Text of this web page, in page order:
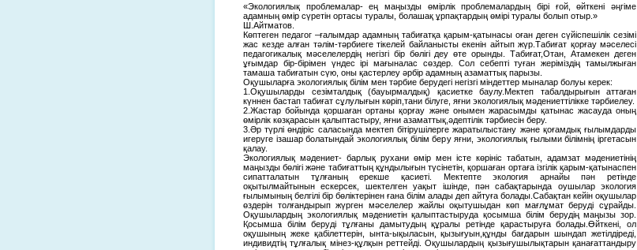
«Экологиялық проблемалар- ең маңызды өмірлік проблемалардың бірі ғой, өйткені әңгіме
адамның өмір сүретін ортасы туралы, болашақ ұрпақтардың өмірі туралы болып отыр.»
Ш.Айтматов.
Көптеген педагог –ғалымдар адамның табиғатқа қарым-қатынасы оған деген сүйіспешілік сезімі
жас кезде алған тәлім-тәрбиеге тікелей байланысты екенін айтып жүр.Табиғат қорғау мәселесі
педагогикалық мәселелердің негізгі бір бөлігі деу өте орынды. Табиғат,Отан, Атамекен деген
ұғымдар бір-бірімен үндес ірі мағыналас сөздер. Сол себепті туған жеріміздің тамылжыған
тамаша табиғатын сүю, оны қастерлеу әрбір адамның азаматтық парызы.
Оқушыларға экологиялық білім мен тәрбие берудегі негізгі міндеттер мыналар болуы керек:
1.Оқушыларды сезімталдық (бауырмалдық) қасиетке баулу.Мектеп табалдырығын аттаған
күннен бастап табиғат сұлулығын көріп,тани білуге, яғни экологиялық мәдениеттілікке тәрбиелеу.
2.Жастар бойында қоршаған ортаны қорғау және онымен жарасымды қатынас жасауда оның
өмірлік көзқарасын қалыптастыру, яғни азаматтық,әдептілік тәрбиесін беру.
3.Әр түрлі өндіріс саласында мектеп бітірушілерге жаратылыстану және қоғамдық ғылымдарды
игеруге ізашар болатындай экологиялық білім беру яғни, экологиялық ғылыми білімнің іргетасын
қалау.
Экологиялық мәдениет- барлық рухани өмір мен істе көрініс табатын, адамзат мәдениетінің
маңызды бөлігі және табиғаттың құндылығын түсінетін, қоршаған ортаға ізгілік қарым-қатынаспен
сипатталатын тұлғаның ерекше қасиеті. Мектепте экология арнайы пән ретінде
оқытылмайтынын ескерсек, шектелген уақыт ішінде, пән сабақтарында оушылар экология
ғылымының белгілі бір бөліктерінен ғана білім алады деп айтуға болады.Сабақтан кейін оқушылар
өздерін толғандырып жүрген мәселелер жайлы оқытушыдан көп мағлұмат беруді сұрайды.
Оқушылардың экологиялық мәдениетін қалыптастыруда қосымша білім берудің маңызы зор.
Қосымша білім беруді тұлғаны дамытудың құралы ретінде қарастыруға болады.Өйткені, ол
оқушының жеке қабілеттерін, ынта-ықыласын, қызығуын,құнды бағдарын шындап жетілдіреді,
индивидтің тұлғалық мінез-құлқын реттейді. Оқушылардың қызығушылықтарын қанағаттандыру